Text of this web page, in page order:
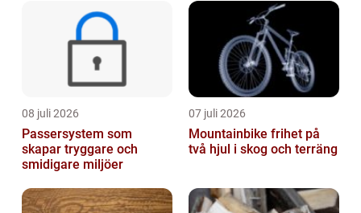
08 juli 2026
Passersystem som
skapar tryggare och
smidigare miljöer
07 juli 2026
Mountainbike frihet på
två hjul i skog och terräng